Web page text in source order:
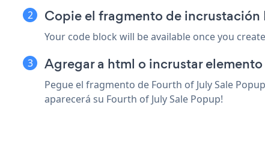
Copie el fragmento de
Your code block will be available once you
Agregar a html o incrustar
Pegue el fragmento de Fourth of July Sale
aparecerá su Fourth of July Sale Popup!